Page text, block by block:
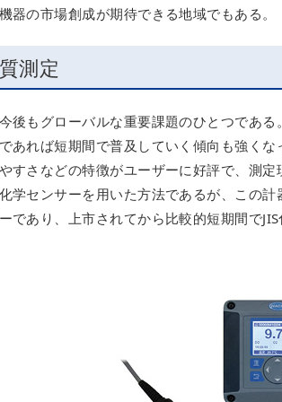
器の市場創成が期待できる地域でもある。
測定
後もグローバルな重要課題のひとつであ
あれば短期間で普及していく傾向も強く
すさなどの特徴がユーザーに好評で、測定
学センサーを用いた方法であるが、この
であり、上市されてから比較的短期間でJIS